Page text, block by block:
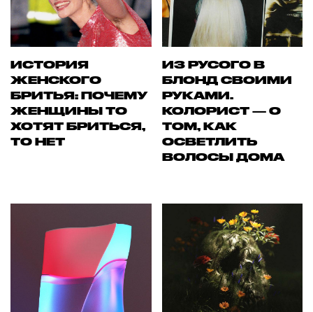
ИСТОРИЯ
ЖЕНСКОГО
БРИТЬЯ: ПОЧЕМУ
ЖЕНЩИНЫ ТО
ХОТЯТ БРИТЬСЯ,
ТО НЕТ
ИЗ РУСОГО В
БЛОНД СВОИМИ
РУКАМИ.
КОЛОРИСТ — О
ТОМ, КАК
ОСВЕТЛИТЬ
ВОЛОСЫ ДОМА